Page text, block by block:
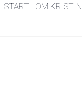
START OM KRISTIN